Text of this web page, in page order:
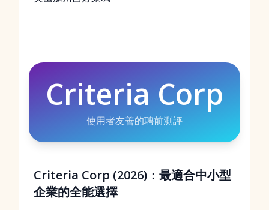
Criteria Corp
使用者友善的聘前測評
Criteria Corp (2026)：最適合中小型
企業的全能選擇